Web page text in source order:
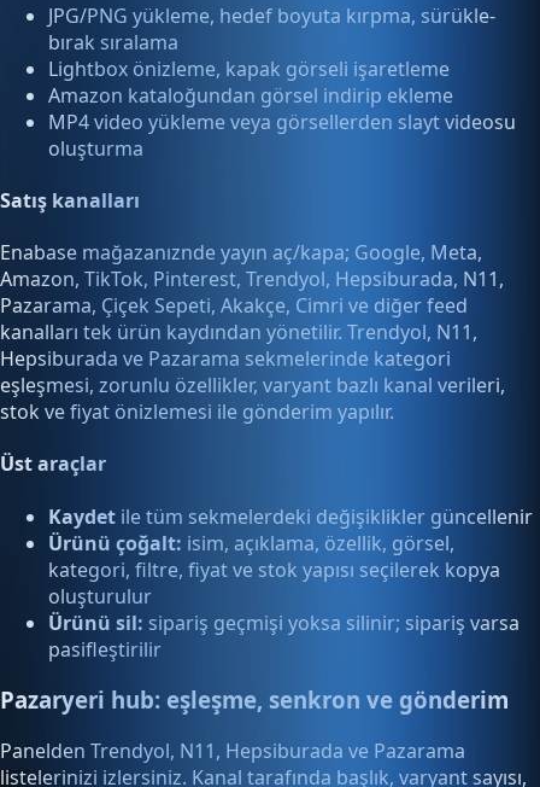
JPG/PNG yükleme, hedef boyuta kırpma, sürükle-
bırak sıralama
Lightbox önizleme, kapak görseli işaretleme
Amazon kataloğundan görsel indirip ekleme
MP4 video yükleme veya görsellerden slayt videosu
oluşturma
Satış kanalları
Enabase mağazanıznde yayın aç/kapa; Google, Meta,
Amazon, TikTok, Pinterest, Trendyol, Hepsiburada, N11,
Pazarama, Çiçek Sepeti, Akakçe, Cimri ve diğer feed
kanalları tek ürün kaydından yönetilir. Trendyol, N11,
Hepsiburada ve Pazarama sekmelerinde kategori
eşleşmesi, zorunlu özellikler, varyant bazlı kanal verileri,
stok ve fiyat önizlemesi ile gönderim yapılır.
Üst araçlar
Kaydet ile tüm sekmelerdeki değişiklikler güncellenir
Ürünü çoğalt: isim, açıklama, özellik, görsel,
kategori, filtre, fiyat ve stok yapısı seçilerek kopya
oluşturulur
Ürünü sil: sipariş geçmişi yoksa silinir; sipariş varsa
pasifleştirilir
Pazaryeri hub: eşleşme, senkron ve gönderim
Panelden Trendyol, N11, Hepsiburada ve Pazarama
listelerinizi izlersiniz. Kanal tarafında başlık, varyant sayısı,